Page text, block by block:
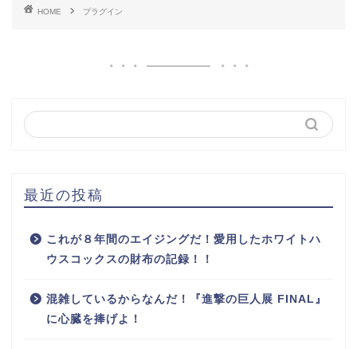
HOME プラグイン
最近の投稿
これが８年間のエイジングだ！愛用したホワイトハ
ウスコックスの財布の記録！！
混雑しているからなんだ！『進撃の巨人展 FINAL』
に心臓を捧げよ！